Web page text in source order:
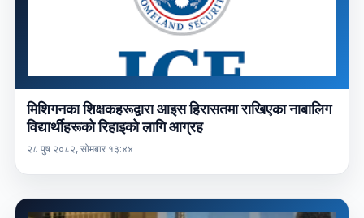
मिशिगनका शिक्षकहरूद्वारा आइस हिरासतमा राखिएका नाबालिग
विद्यार्थीहरूको रिहाइको लागि आग्रह
२८ पुष २०८२, सोमबार १३:४४